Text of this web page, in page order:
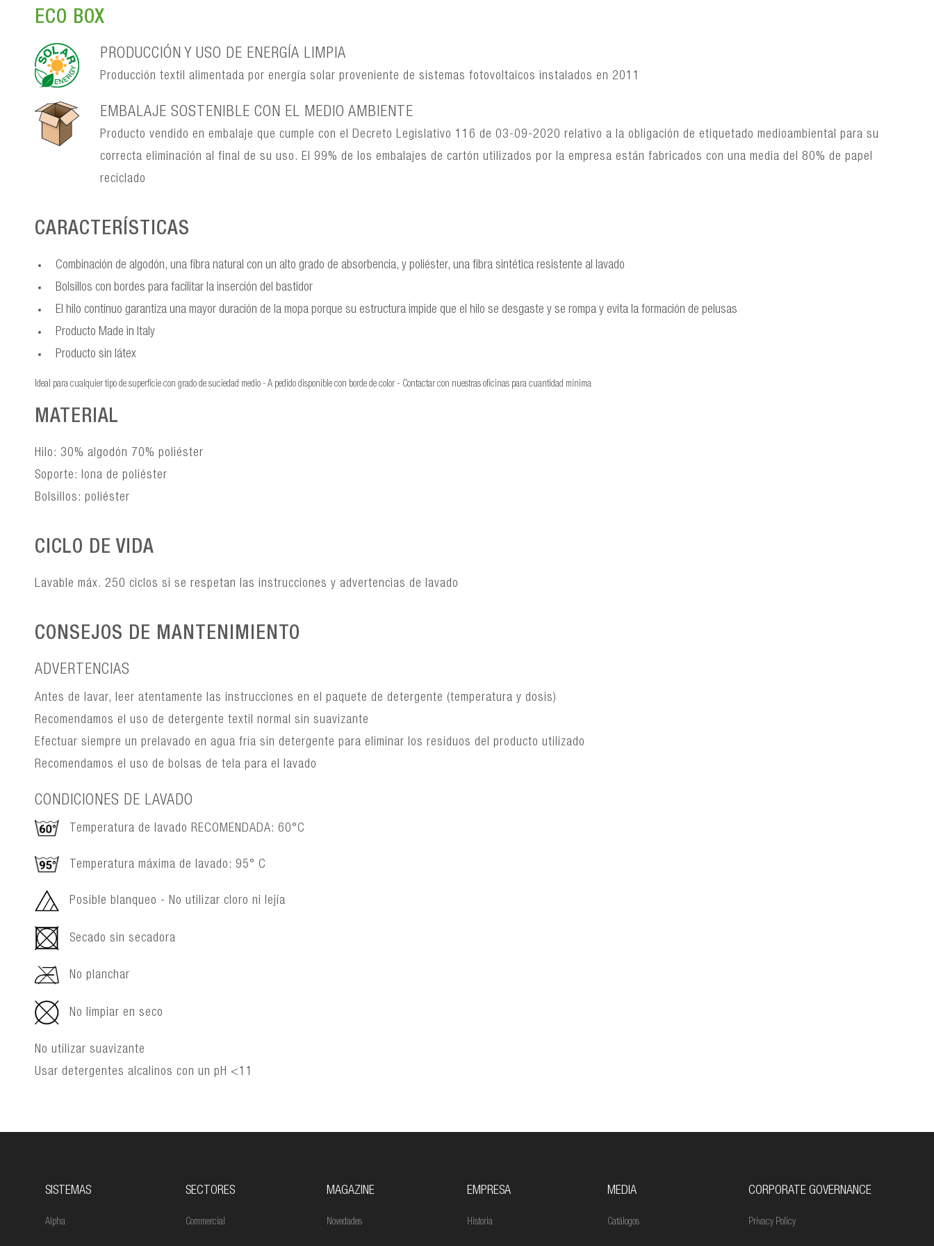
ECO BOX
PRODUCCIÓN Y USO DE ENERGÍA LIMPIA
Producción textil alimentada por energía solar proveniente de sistemas fotovoltaicos instalados en 2011
EMBALAJE SOSTENIBLE CON EL MEDIO AMBIENTE
Producto vendido en embalaje que cumple con el Decreto Legislativo 116 de 03-09-2020 relativo a la obligación de etiquetado medioambiental para su
correcta eliminación al final de su uso. El 99% de los embalajes de cartón utilizados por la empresa están fabricados con una media del 80% de papel
reciclado
CARACTERÍSTICAS
Combinación de algodón, una fibra natural con un alto grado de absorbencia, y poliéster, una fibra sintética resistente al lavado
Bolsillos con bordes para facilitar la inserción del bastidor
El hilo continuo garantiza una mayor duración de la mopa porque su estructura impide que el hilo se desgaste y se rompa y evita la formación de pelusas
Producto Made in Italy
Producto sin látex
Ideal para cualquier tipo de superficie con grado de suciedad medio - A pedido disponible con borde de color - Contactar con nuestras oficinas para cuantidad mínima
MATERIAL
Hilo: 30% algodón 70% poliéster
Soporte: lona de poliéster
Bolsillos: poliéster
CICLO DE VIDA
Lavable máx. 250 ciclos si se respetan las instrucciones y advertencias de lavado
CONSEJOS DE MANTENIMIENTO
ADVERTENCIAS
Antes de lavar, leer atentamente las instrucciones en el paquete de detergente (temperatura y dosis)
Recomendamos el uso de detergente textil normal sin suavizante
Efectuar siempre un prelavado en agua fría sin detergente para eliminar los residuos del producto utilizado
Recomendamos el uso de bolsas de tela para el lavado
CONDICIONES DE LAVADO
Temperatura de lavado RECOMENDADA: 60°C
Temperatura máxima de lavado: 95° C
Posible blanqueo - No utilizar cloro ni lejía
Secado sin secadora
No planchar
No limpiar en seco
No utilizar suavizante
Usar detergentes alcalinos con un pH <11
SISTEMAS
Alpha
SECTORES
Commercial
MAGAZINE
Novedades
EMPRESA
Historia
MEDIA
Catálogos
CORPORATE GOVERNANCE
Privacy Policy